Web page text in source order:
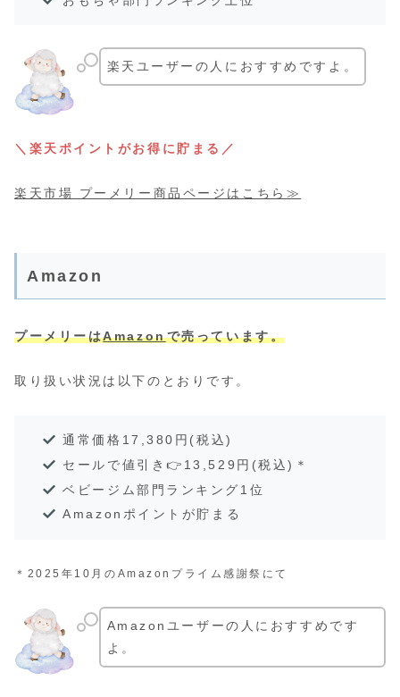
楽天ユーザーの人におすすめですよ。
＼楽天ポイントがお得に貯まる／
楽天市場 プーメリー商品ページはこちら≫
Amazon
プーメリーはAmazonで売っています。
取り扱い状況は以下のとおりです。
通常価格17,380円(税込)
セールで値引き👉13,529円(税込)＊
ベビージム部門ランキング1位
Amazonポイントが貯まる
＊2025年10月のAmazonプライム感謝祭にて
Amazonユーザーの人におすすめです
よ。